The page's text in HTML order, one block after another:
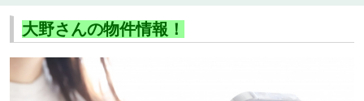
大野さんの物件情報！